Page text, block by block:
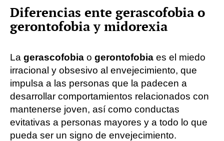
Diferencias ente gerascofobia o
gerontofobia y midorexia
La gerascofobia o gerontofobia es el miedo
irracional y obsesivo al envejecimiento, que
impulsa a las personas que la padecen a
desarrollar comportamientos relacionados con
mantenerse joven, así como conductas
evitativas a personas mayores y a todo lo que
pueda ser un signo de envejecimiento.